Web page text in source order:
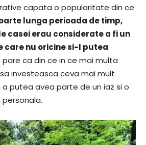
capata o popularitate din ce
lunga perioada de timp,
casei erau considerate a fi un
care nu oricine si-l putea
pare ca din ce in ce mai multa
investeasca ceva mai mult
putea avea parte de un iaz si o